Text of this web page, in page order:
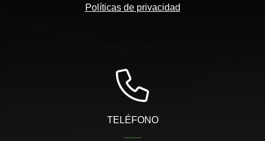
Políticas de privacidad
TELÉFONO